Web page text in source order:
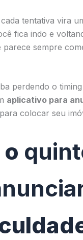
tentativa vira
fica indo e
parece sempre
perdendo o
aplicativo para
colocar seu